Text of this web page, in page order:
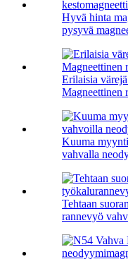
Hyvä hinta
pysyvä
Erilaisia
Magneettinen
Kuuma
vahvalla
Tehtaan
rannevyö